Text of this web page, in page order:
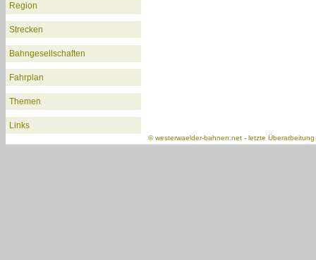
Region
Strecken
Bahngesellschaften
Fahrplan
Themen
Links
©westerwaelder-bahnen.net - letzte